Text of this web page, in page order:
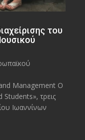
του
and Management O
τρεις
Ιωαννίνων